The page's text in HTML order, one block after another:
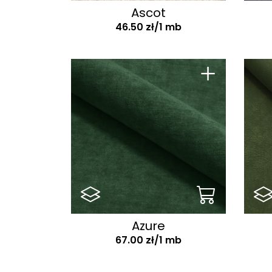
Ascot
46.50 zł/1 mb
+
Azure
67.00 zł/1 mb